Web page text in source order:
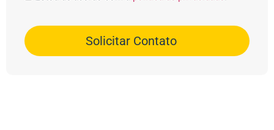
Solicitar Contato